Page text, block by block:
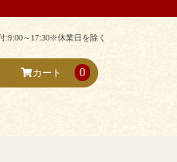
:9:00～17:30※休業日を除く
カート 0